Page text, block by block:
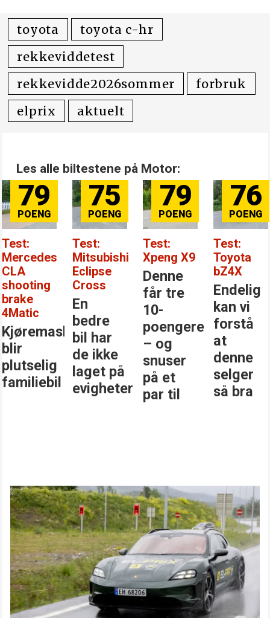
toyota
toyota c-hr
rekkeviddetest
rekkevidde2026sommer
forbruk
elprix
aktuelt
Les alle biltestene på Motor:
79
Test:
Mercedes
CLA
shooting
brake
4Matic
Kjøremaskinen
blir
plutselig
familiebil
75
Test:
Mitsubishi
Eclipse
Cross
En
bedre
bil har
de ikke
laget på
evigheter
79
Test:
Xpeng X9
Denne
får tre
10-
poengere
– og
snuser
på et
par til
76
Test:
Toyota
bZ4X
Endelig
kan vi
forstå
at
denne
selger
så bra